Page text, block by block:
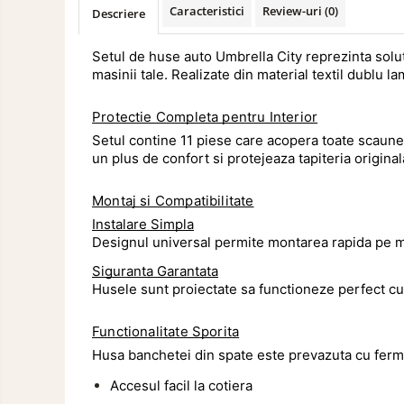
Echipamente Electrice si
Echipamente ADR si Utilitare
Aditivi Ulei Motor
Aditivi DPF, Sistem Racire si
Spray Curatare Frane
Lubrifianti si Spray-uri de Curatare
Curatare si Detailing Interior
Vopsitorie, Chituri si Adezivi
Descriere Caracteristici Review-uri (0)
Setul de huse auto Umbrella City reprezinta
masinii tale. Realizate din material textil dublu
Protectie Completa pentru Interior
Setul contine 11 piese care acopera toate
un plus de confort si protejeaza tapiteria
Montaj si Compatibilitate
Instalare Simpla
Designul universal permite montarea rapida pe
Siguranta Garantata
Husele sunt proiectate sa functioneze perfect
Functionalitate Sporita
Husa banchetei din spate este prevazuta cu
Accesul facil la cotiera